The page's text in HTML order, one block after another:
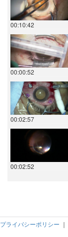
00:10:42
00:00:52
00:02:57
00:02:52
プライバシーポリシー ｜